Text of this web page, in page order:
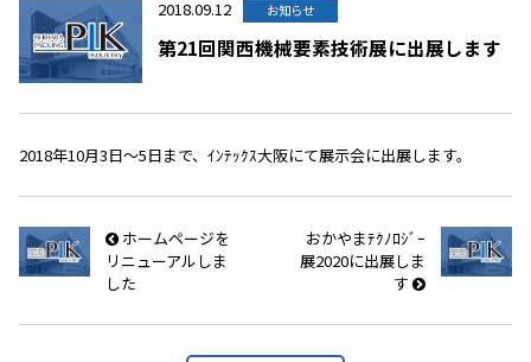
2018.09.12 お知らせ
第21回関西機械要素技術展に出展します
2018年10月3日～5日まで、ｲﾝﾃｯｸｽ大阪にて展示会に出展します。
ホームページを
リニューアルしま
した
おかやまﾃｸﾉﾛｼﾞｰ
展2020に出展しま
す